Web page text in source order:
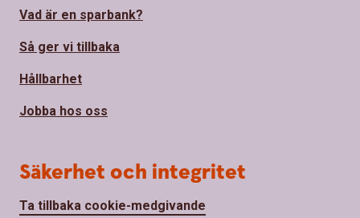
Vad är en sparbank?
Så ger vi tillbaka
Hållbarhet
Jobba hos oss
Säkerhet och integritet
Ta tillbaka cookie-medgivande